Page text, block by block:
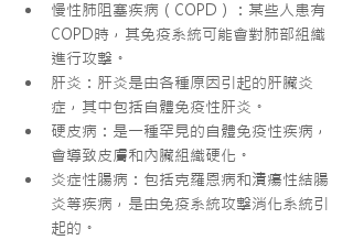
慢性肺阻塞疾病（COPD）：某些人患有
COPD時，其免疫系統可能會對肺部組織
進行攻擊。
肝炎：肝炎是由各種原因引起的肝臟炎
症，其中包括自體免疫性肝炎。
硬皮病：是一種罕見的自體免疫性疾病，
會導致皮膚和內臟組織硬化。
炎症性腸病：包括克羅恩病和潰瘍性結腸
炎等疾病，是由免疫系統攻擊消化系統引
起的。